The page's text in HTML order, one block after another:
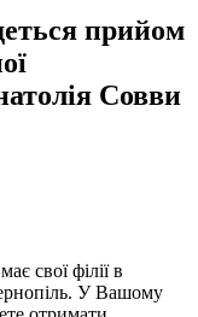
прийом
Совви
свої філії в
У Вашому